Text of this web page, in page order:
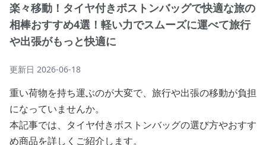
楽々移動！タイヤ付きボストンバッグで快適な旅の
相棒おすすめ4選！軽い力でスムーズに運べて旅行
や出張がもっと快適に
更新日 2026-06-18
重い荷物を持ち運ぶのが大変で、旅行や出張の移動が負担
になっていませんか。
本記事では、タイヤ付きボストンバッグの選び方やおすす
め商品を詳しくご紹介します。